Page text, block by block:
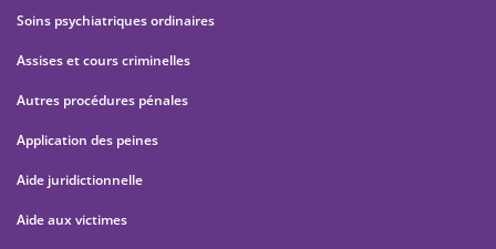
Soins psychiatriques ordinaires
Assises et cours criminelles
Autres procédures pénales
Application des peines
Aide juridictionnelle
Aide aux victimes